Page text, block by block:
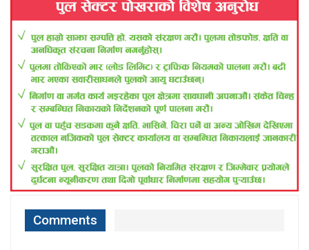
Comments